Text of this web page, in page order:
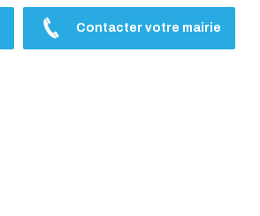
Contacter votre mairie